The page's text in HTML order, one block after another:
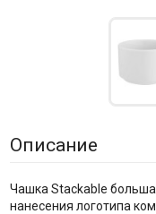
Описание
Чашка Stackable
нанесения логотипа